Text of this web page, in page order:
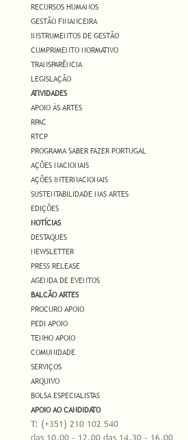
RECURSOS HUMANOS
GESTÃO FINANCEIRA
INSTRUMENTOS DE GESTÃO
CUMPRIMENTO NORMATIVO
TRANSPARÊNCIA
LEGISLAÇÃO
ATIVIDADES
APOIO ÀS ARTES
RPAC
RTCP
PROGRAMA SABER FAZER PORTUGAL
AÇÕES NACIONAIS
AÇÕES INTERNACIONAIS
SUSTENTABILIDADE NAS ARTES
EDIÇÕES
NOTÍCIAS
DESTAQUES
NEWSLETTER
PRESS RELEASE
AGENDA DE EVENTOS
BALCÃO ARTES
PROCURO APOIO
PEDI APOIO
TENHO APOIO
COMUNIDADE
SERVIÇOS
ARQUIVO
BOLSA ESPECIALISTAS
APOIO AO CANDIDATO
T: (+351) 210 102 540
das 10.00 - 12.00 das 14.30 - 16.00